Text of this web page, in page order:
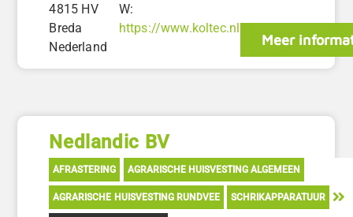
4815 HV
Breda
Nederland
W:
https://www.koltec.nl
Meer
Nedlandic BV
AFRASTERING AGRARISCHE HUISVESTING ALGEMEEN
AGRARISCHE HUISVESTING RUNDVEE SCHRIKAPPARATUUR